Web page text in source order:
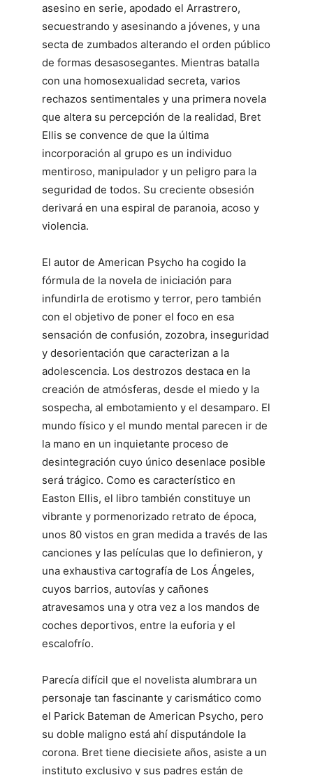
asesino en serie, apodado el Arrastrero,
secuestrando y asesinando a jóvenes, y una
secta de zumbados alterando el orden público
de formas desasosegantes. Mientras batalla
con una homosexualidad secreta, varios
rechazos sentimentales y una primera novela
que altera su percepción de la realidad, Bret
Ellis se convence de que la última
incorporación al grupo es un individuo
mentiroso, manipulador y un peligro para la
seguridad de todos. Su creciente obsesión
derivará en una espiral de paranoia, acoso y
violencia.
El autor de American Psycho ha cogido la
fórmula de la novela de iniciación para
infundirla de erotismo y terror, pero también
con el objetivo de poner el foco en esa
sensación de confusión, zozobra, inseguridad
y desorientación que caracterizan a la
adolescencia. Los destrozos destaca en la
creación de atmósferas, desde el miedo y la
sospecha, al embotamiento y el desamparo. El
mundo físico y el mundo mental parecen ir de
la mano en un inquietante proceso de
desintegración cuyo único desenlace posible
será trágico. Como es característico en
Easton Ellis, el libro también constituye un
vibrante y pormenorizado retrato de época,
unos 80 vistos en gran medida a través de las
canciones y las películas que lo definieron, y
una exhaustiva cartografía de Los Ángeles,
cuyos barrios, autovías y cañones
atravesamos una y otra vez a los mandos de
coches deportivos, entre la euforia y el
escalofrío.
Parecía difícil que el novelista alumbrara un
personaje tan fascinante y carismático como
el Parick Bateman de American Psycho, pero
su doble maligno está ahí disputándole la
corona. Bret tiene diecisiete años, asiste a un
instituto exclusivo y sus padres están de